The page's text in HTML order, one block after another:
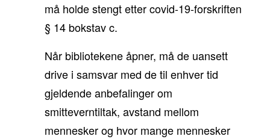
må holde stengt etter covid-19-forskriften
§ 14 bokstav c.
Når bibliotekene åpner, må de uansett
drive i samsvar med de til enhver tid
gjeldende anbefalinger om
smitteverntiltak, avstand mellom
mennesker og hvor mange mennesker